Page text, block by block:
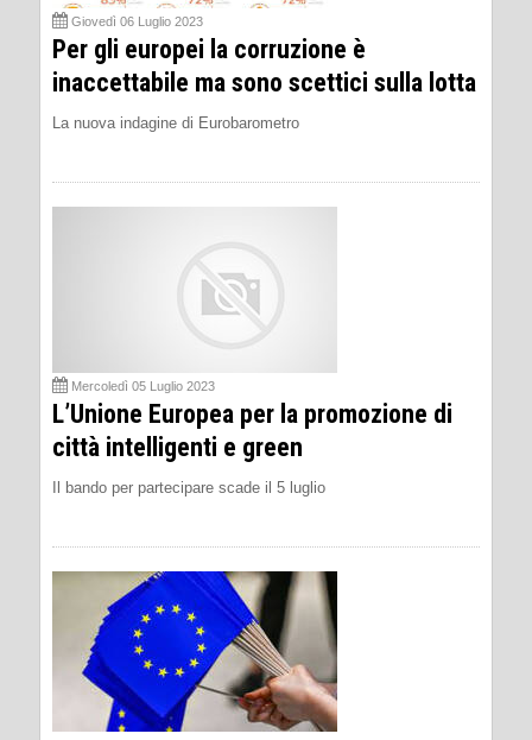
Giovedì 06 Luglio 2023
Per gli europei la corruzione è
inaccettabile ma sono scettici sulla lotta
La nuova indagine di Eurobarometro
Mercoledì 05 Luglio 2023
L’Unione Europea per la promozione di
città intelligenti e green
Il bando per partecipare scade il 5 luglio